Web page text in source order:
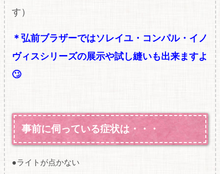
す）
＊弘前ブラザーではソレイユ・コンパル・イノ
ヴィスシリーズの展示や試し縫いも出来ますよ
🙄
事前に伺っている症状は・・・
●ライトが点かない